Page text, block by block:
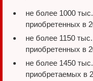
не более 1000
приобретенных в
не более 1150
приобретенных в
не более 1450
приобретаемых в